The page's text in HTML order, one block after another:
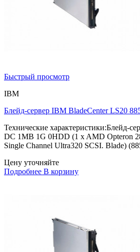
Быстрый просмотр
IBM
Блейд-сервер IBM BladeCenter LS20
Технические характеристики:Блейд-
DC 1MB 1G 0HDD (1 x AMD Opteron
Single Channel Ultra320 SCSI. Blade)
Цену уточняйте
Подробнее В корзину